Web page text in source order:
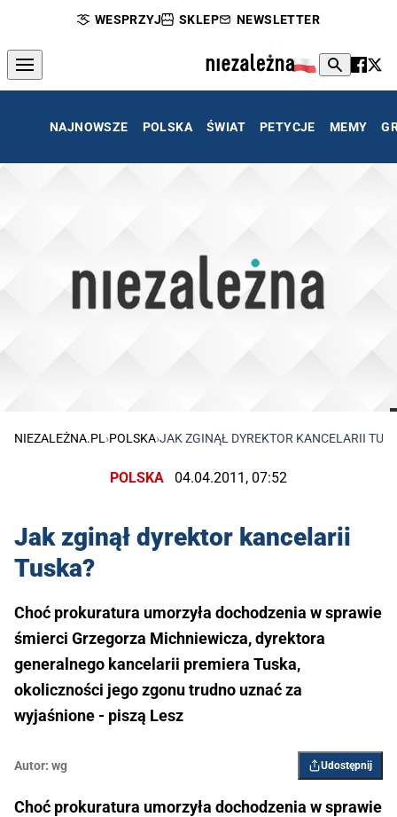
WESPRZYJ SKLEP NEWSLETTER
NAJNOWSZE POLSKA ŚWIAT PETYCJE MEMY
NIEZALEŻNA.PL ›POLSKA›JAK ZGINĄŁ DYREKTOR KANCELARII
POLSKA 04.04.2011, 07:52
Jak zginął dyrektor kancelarii
Tuska?
Choć prokuratura umorzyła dochodzenia w sprawie
śmierci Grzegorza Michniewicza, dyrektora
generalnego kancelarii premiera Tuska,
okoliczności jego zgonu trudno uznać za
wyjaśnione - piszą Lesz
Autor: wg Udostępnij
Choć prokuratura umorzyła dochodzenia w sprawie